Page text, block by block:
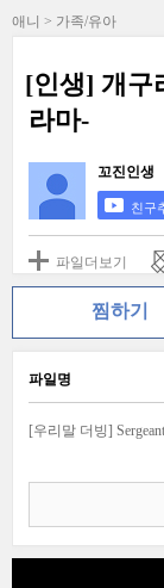
애니 > 가족/유아
[인생] 개구
라마-
꼬진인생
친구
파일더보기
찜하기
파일명